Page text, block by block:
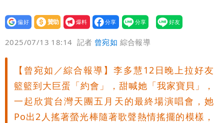
設為
贊助
我要
爆料
2025/07/13 18:14 記者 曾宛如 綜合報導
【曾宛如／綜合報導】李多慧12日晚上拉好友
籃籃到大巨蛋「約會」，甜喊她「我家寶貝」，
一起欣賞台灣天團五月天的最終場演唱會，她
Po出2人搖著螢光棒隨著歌聲熱情搖擺的模樣，